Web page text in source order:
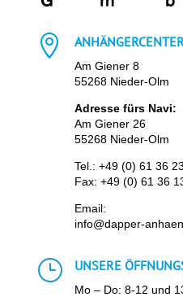

Am Giener 8
55268 Nieder-Olm
Adresse fürs Navi:
Am Giener 26
55268 Nieder-Olm
Tel.: +49 (0) 61 36
Fax: +49 (0) 61 36
Email:
info@dapper-
} UNSERE
Mo – Do: 8-12 und